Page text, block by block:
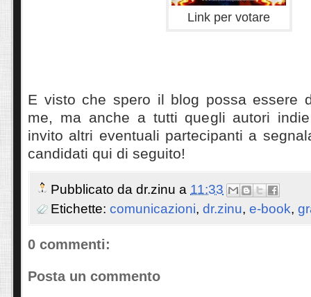
Link per votare
E visto che spero il blog possa essere
me, ma anche a tutti quegli autori
invito altri eventuali partecipanti a
candidati qui di seguito!
Pubblicato da dr.zinu a 11:33
Etichette: comunicazioni, dr.zinu, e-book,
0 commenti:
Posta un commento